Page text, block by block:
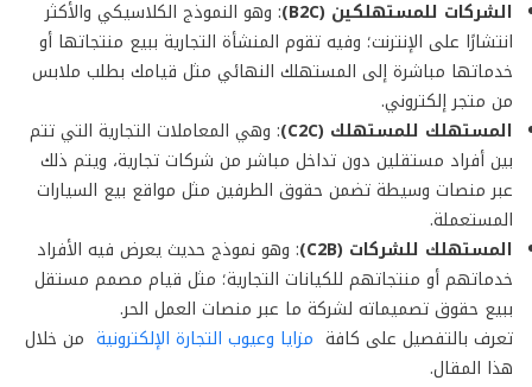
الشركات للمستهلكين (B2C) : وهو النموذج الكلاسيكي والأكثر
انتشارًا على الإنترنت؛ وفيه تقوم المنشأة التجارية ببيع منتجاتها أو
خدماتها مباشرة إلى المستهلك النهائي مثل قيامك بطلب ملابس
من متجر إلكتروني.
المستهلك للمستهلك (C2C) : وهي المعاملات التجارية التي تتم
بين أفراد مستقلين دون تداخل مباشر من شركات تجارية، ويتم ذلك
عبر منصات وسيطة تضمن حقوق الطرفين مثل مواقع بيع السيارات
المستعملة.
المستهلك للشركات (C2B) : وهو نموذج حديث يعرض فيه الأفراد
خدماتهم أو منتجاتهم للكيانات التجارية؛ مثل قيام مصمم مستقل
ببيع حقوق تصميماته لشركة ما عبر منصات العمل الحر.
تعرف بالتفصيل على كافة مزايا وعيوب التجارة الإلكترونية من خلال
هذا المقال.